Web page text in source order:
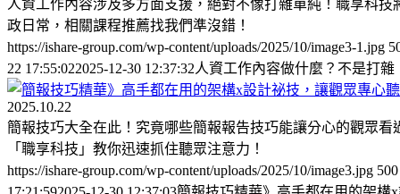
人資工作內容涉及多方面支援，絕對不像打雜單純！職享科
政日常，相關課程推薦找我們準沒錯！
https://ishare-group.com/wp-content/uploads/2025/10/image3-1.jpg
22 17:55:022025-12-30 12:37:32人資工作內容做什麼？不是打
2025.10.22
簡報技巧大全在此！究竟哪些簡報報告技巧能讓分心的觀眾
「職享科技」教你迅速抓住聽眾注意力！
https://ishare-group.com/wp-content/uploads/2025/10/image3.jpg 500